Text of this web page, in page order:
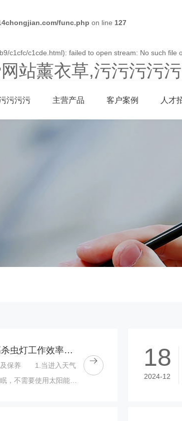
func.php on line 127
c1cfc/c1cde.html): failed to open stream: No such file
站薰衣草,污污污污
污污污 主营产品 客户案例 人才
自清式太阳能杀虫灯提高杀虫灯工作效率和安全性
及保养 1.当进入天气
，不需要使用太阳能杀
18
2024-12